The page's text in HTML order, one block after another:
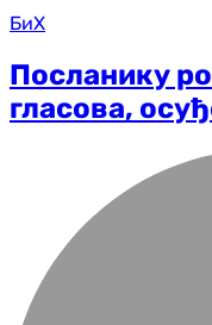
БиХ
Посланику
гласова,